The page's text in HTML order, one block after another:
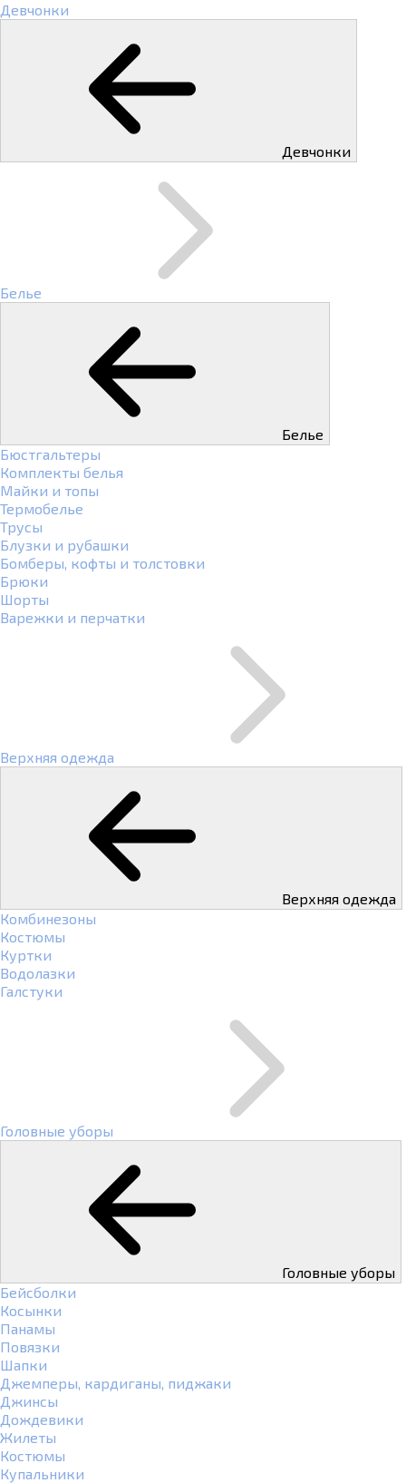
Девчонки
Девчонки
Белье
Белье
Бюстгальтеры
Комплекты белья
Майки и топы
Термобелье
Трусы
Блузки и рубашки
Бомберы, кофты и толстовки
Брюки
Шорты
Варежки и перчатки
Верхняя одежда
Верхняя одежда
Комбинезоны
Костюмы
Куртки
Водолазки
Галстуки
Головные уборы
Головные уборы
Бейсболки
Косынки
Панамы
Повязки
Шапки
Джемперы, кардиганы, пиджаки
Джинсы
Дождевики
Жилеты
Костюмы
Купальники